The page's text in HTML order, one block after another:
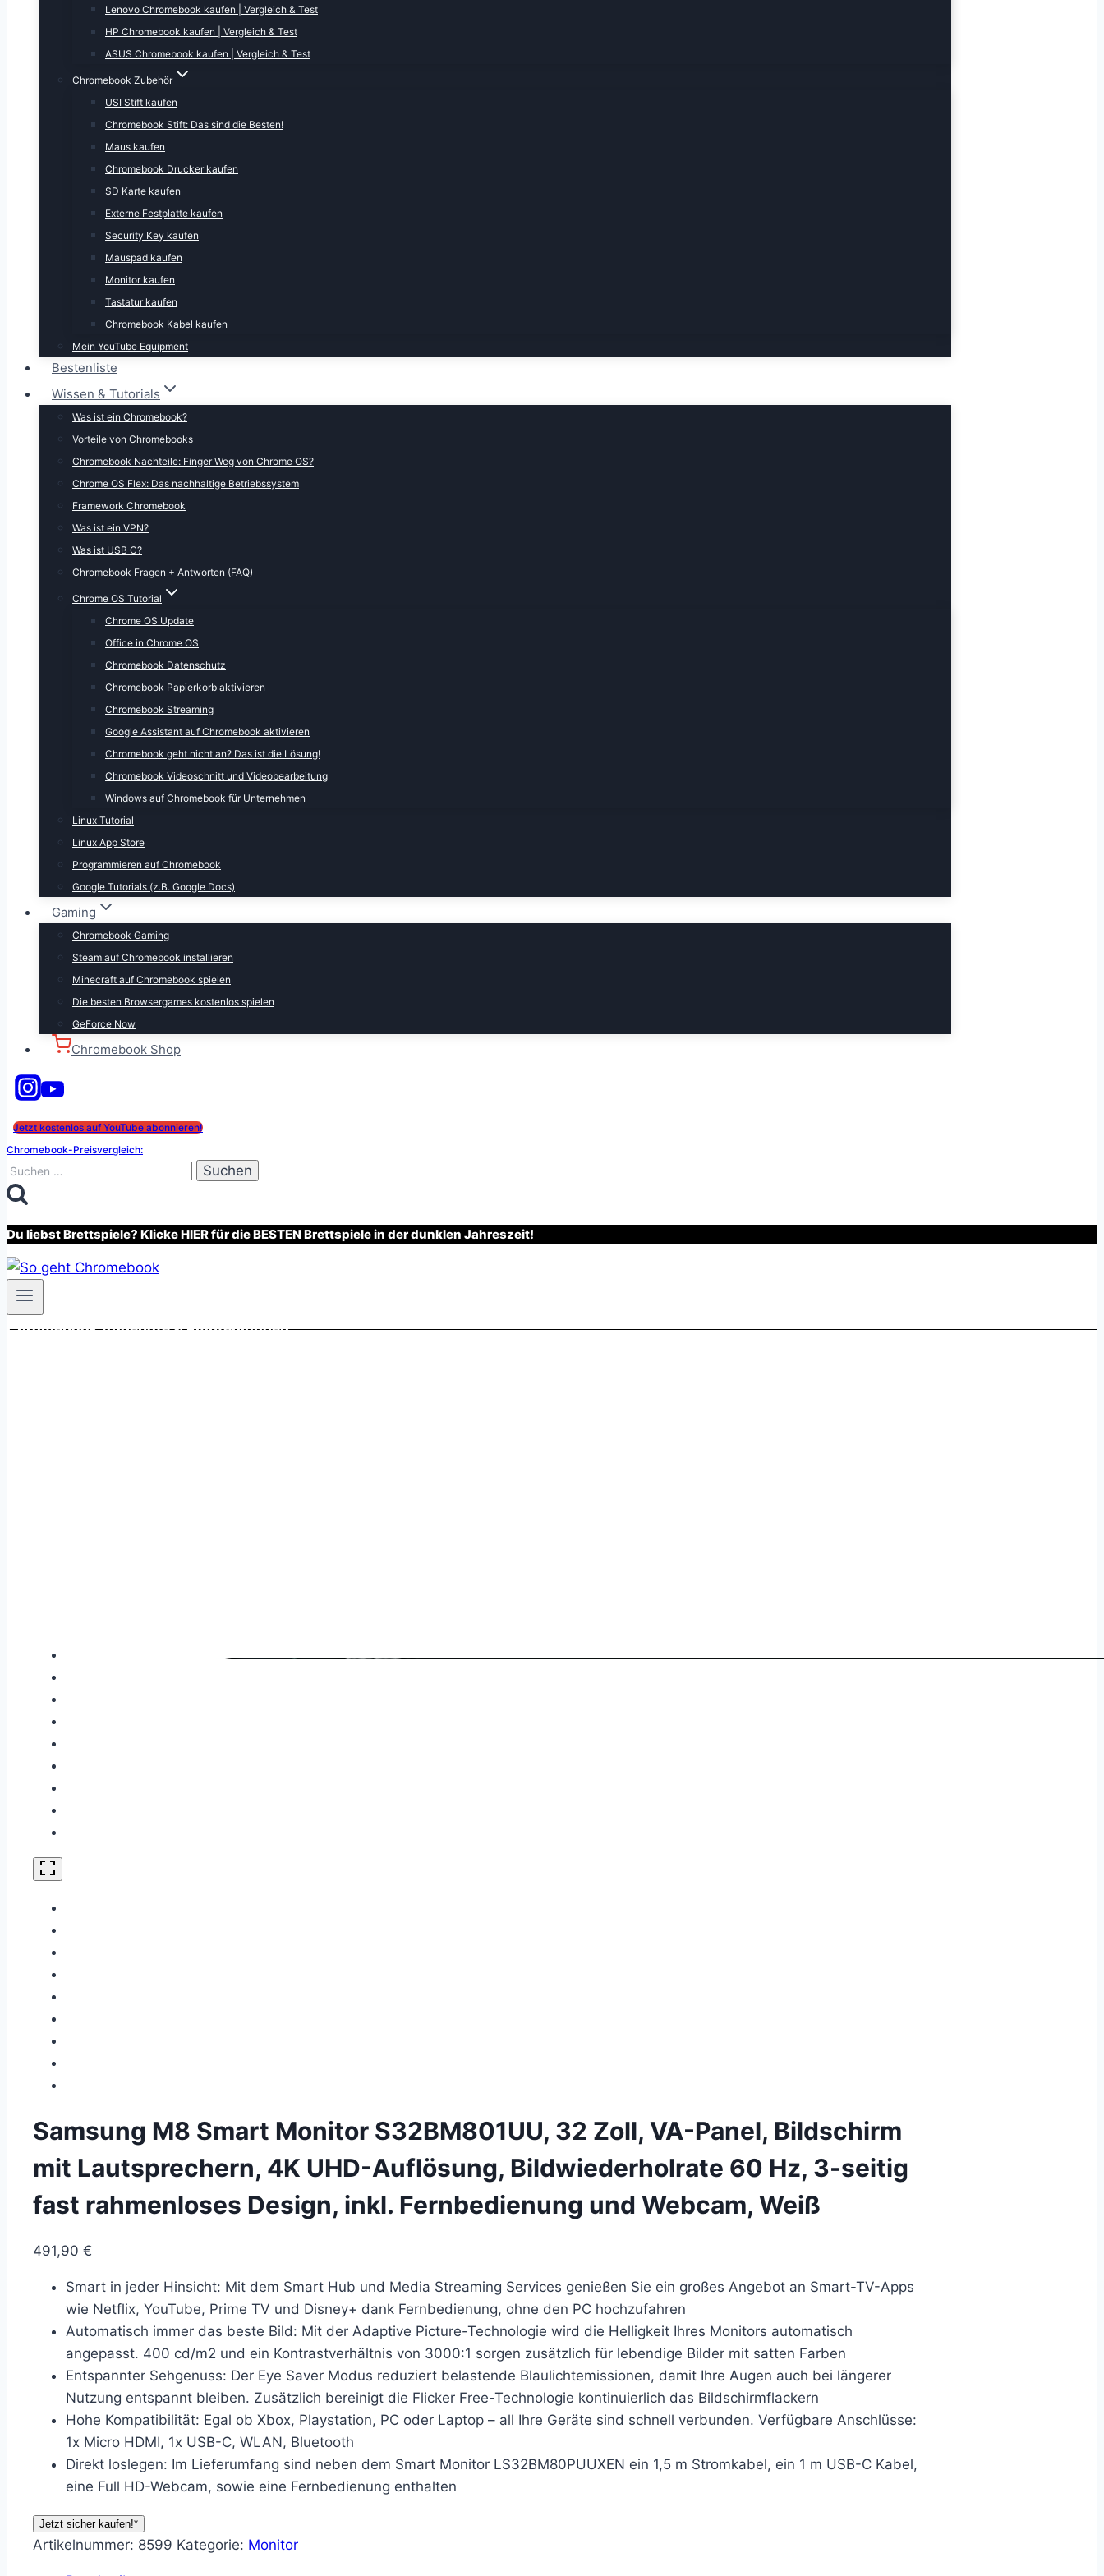
Lenovo Chromebook kaufen | Vergleich & Test
HP Chromebook kaufen | Vergleich & Test
ASUS Chromebook kaufen | Vergleich & Test
Chromebook Zubehör
USI Stift kaufen
Chromebook Stift: Das sind die Besten!
Maus kaufen
Chromebook Drucker kaufen
SD Karte kaufen
Externe Festplatte kaufen
Security Key kaufen
Mauspad kaufen
Monitor kaufen
Tastatur kaufen
Chromebook Kabel kaufen
Mein YouTube Equipment
Bestenliste
Wissen & Tutorials
Was ist ein Chromebook?
Vorteile von Chromebooks
Chromebook Nachteile: Finger Weg von Chrome OS?
Chrome OS Flex: Das nachhaltige Betriebssystem
Framework Chromebook
Was ist ein VPN?
Was ist USB C?
Chromebook Fragen + Antworten (FAQ)
Chrome OS Tutorial
Chrome OS Update
Office in Chrome OS
Chromebook Datenschutz
Chromebook Papierkorb aktivieren
Chromebook Streaming
Google Assistant auf Chromebook aktivieren
Chromebook geht nicht an? Das ist die Lösung!
Chromebook Videoschnitt und Videobearbeitung
Windows auf Chromebook für Unternehmen
Linux Tutorial
Linux App Store
Programmieren auf Chromebook
Google Tutorials (z.B. Google Docs)
Gaming
Chromebook Gaming
Steam auf Chromebook installieren
Minecraft auf Chromebook spielen
Die besten Browsergames kostenlos spielen
GeForce Now
Chromebook Shop
Jetzt kostenlos auf YouTube abonnieren!
Chromebook-Preisvergleich:
Suchen
nach:
Du liebst Brettspiele? Klicke HIER für die BESTEN Brettspiele in der dunklen Jahreszeit!
Chromebook Angebote & Empfehlungen
Samsung M8 Smart Monitor S32BM801UU, 32 Zoll, VA-Panel, Bildschirm
mit Lautsprechern, 4K UHD-Auflösung, Bildwiederholrate 60 Hz, 3-seitig
fast rahmenloses Design, inkl. Fernbedienung und Webcam, Weiß
491,90 €
Smart in jeder Hinsicht: Mit dem Smart Hub und Media Streaming Services genießen Sie ein großes Angebot an Smart-TV-Apps
wie Netflix, YouTube, Prime TV und Disney+ dank Fernbedienung, ohne den PC hochzufahren
Automatisch immer das beste Bild: Mit der Adaptive Picture-Technologie wird die Helligkeit Ihres Monitors automatisch
angepasst. 400 cd/m2 und ein Kontrastverhältnis von 3000:1 sorgen zusätzlich für lebendige Bilder mit satten Farben
Entspannter Sehgenuss: Der Eye Saver Modus reduziert belastende Blaulichtemissionen, damit Ihre Augen auch bei längerer
Nutzung entspannt bleiben. Zusätzlich bereinigt die Flicker Free-Technologie kontinuierlich das Bildschirmflackern
Hohe Kompatibilität: Egal ob Xbox, Playstation, PC oder Laptop – all Ihre Geräte sind schnell verbunden. Verfügbare Anschlüsse:
1x Micro HDMI, 1x USB-C, WLAN, Bluetooth
Direkt loslegen: Im Lieferumfang sind neben dem Smart Monitor LS32BM80PUUXEN ein 1,5 m Stromkabel, ein 1 m USB-C Kabel,
eine Full HD-Webcam, sowie eine Fernbedienung enthalten
Jetzt sicher kaufen!*
Artikelnummer: 8599 Kategorie: Monitor